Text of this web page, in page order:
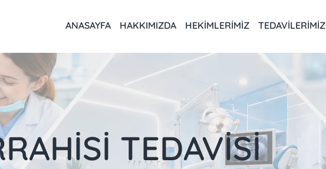
ANASAYFA HAKKIMIZDA HEKIMLERIMIZ TEDAVILERIMIZ
TEDAVİSİ